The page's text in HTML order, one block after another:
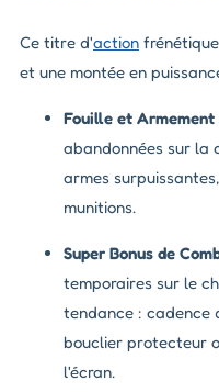
Ce titre d'action
et une montée en
Fouille et Armement
abandonnées sur la
armes
munitions.
Super Bonus de
temporaires sur le
tendance : cadence
bouclier protecteur
l'écran.